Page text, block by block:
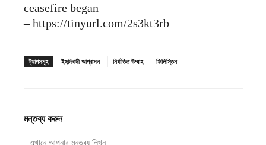
ceasefire began
– https://tinyurl.com/2s3kt3rb
ট্যাগসমূহ ইহুদিবাদী আগ্রাসন নির্যাতিত উম্মাহ ফিলিস্তিন
মন্তব্য করুন